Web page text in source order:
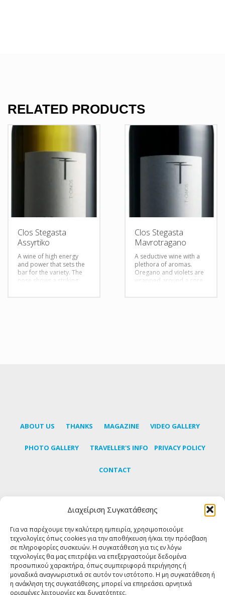
Διαχείριση Συγκατάθεσης
Για να παρέχουμε την καλύτερη εμπειρία, χρησιμοποιούμε
τεχνολογίες όπως cookies για την αποθήκευση ή/και την πρόσβαση
σε πληροφορίες συσκευών. Η συγκατάθεση για τις εν λόγω
τεχνολογίες θα μας επιτρέψει να επεξεργαστούμε δεδομένα
προσωπικού χαρακτήρα, όπως συμπεριφορά περιήγησης ή
μοναδικά αναγνωριστικά σε αυτόν τον ιστότοπο. Η μη συγκατάθεση ή
η ανάκληση της συγκατάθεσης, μπορεί να επηρεάσει αρνητικά
ορισμένες λειτουργίες και δυνατότητες.
RELATED PRODUCTS
Clos Stegasta
Assyrtiko
A wine of high energy
and power that sets the
bar for the variety. The
nose shows a striking
Clos Stegasta
Mavrotragano
A seductive wine with a
plethora of aromas.
Oregano and violets are
wrapped around a core
ABOUT US THANKS MAGAZINE VIDEO GALLERY
PHOTO GALLERY TRAVELLER'S INFO PRIVACY POLICY
CONTACT
Subscribe to our newsletter to learn the latest news
about Tinos
SUBSCRIBE
FOLLOW US